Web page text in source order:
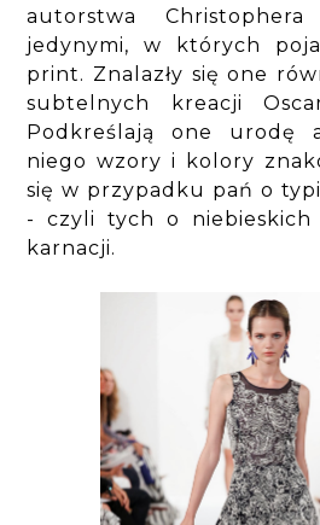
autorstwa
jedynymi, w których
print. Znalazły się one
subtelnych kreacji
Podkreślają one urodę
niego wzory i kolory
się w przypadku pań o
- czyli tych o niebieskich
karnacji.